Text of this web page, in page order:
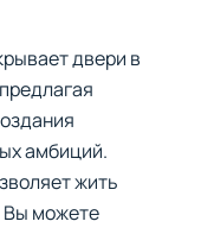
двери в
амбиций.
жить
Вы можете